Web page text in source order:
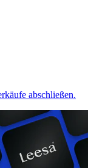
abschließen.